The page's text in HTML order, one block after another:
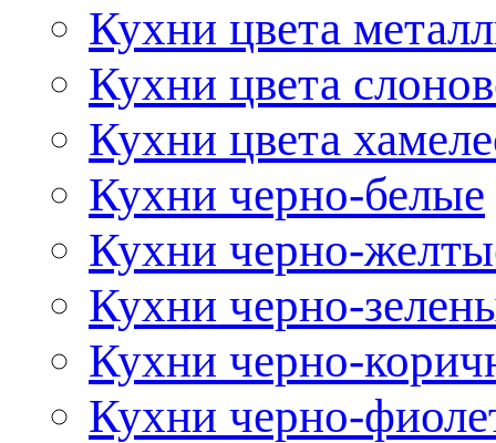
Кухни цвета
Кухни цвета
Кухни цвета
Кухни черно-белые
Кухни черно-
Кухни черно-
Кухни черно-
Кухни черно-